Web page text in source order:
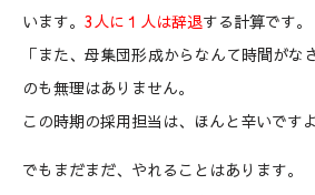
います。 3人に１人は辞退する計算です。
「また、母集団形成からなんて時間がな
のも無理はありません。
この時期の採用担当は、ほんと辛いですよ
でもまだまだ、やれることはあります。